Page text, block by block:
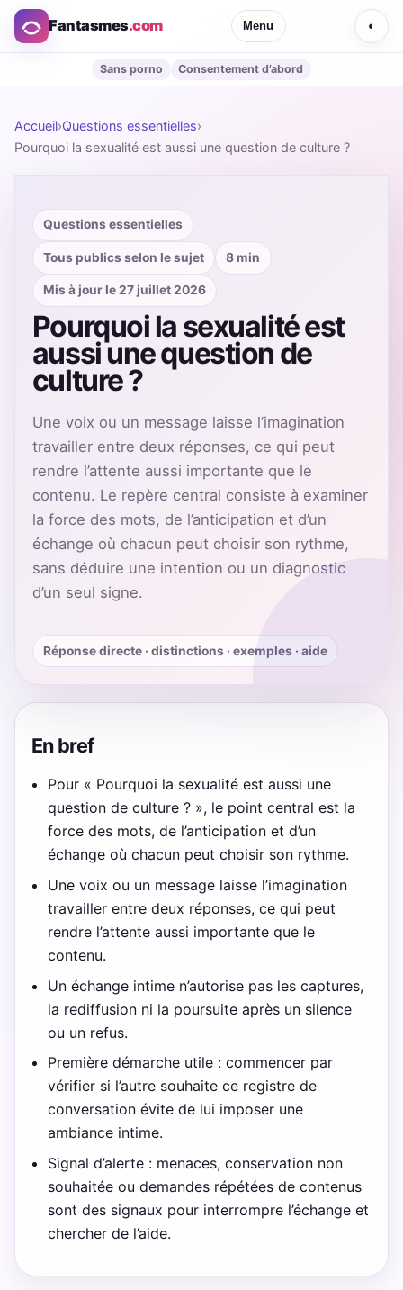
Fantasmes.com Menu ◐
Sans porno Consentement d’abord
Accueil›Questions essentielles›
Pourquoi la sexualité est aussi une question de culture ?
Questions essentielles
Tous publics selon le sujet 8 min
Mis à jour le 27 juillet 2026
Pourquoi la sexualité est
aussi une question de
culture ?
Une voix ou un message laisse l’imagination
travailler entre deux réponses, ce qui peut
rendre l’attente aussi importante que le
contenu. Le repère central consiste à examiner
la force des mots, de l’anticipation et d’un
échange où chacun peut choisir son rythme,
sans déduire une intention ou un diagnostic
d’un seul signe.
Réponse directe · distinctions · exemples · aide
En bref
Pour « Pourquoi la sexualité est aussi une
question de culture ? », le point central est la
force des mots, de l’anticipation et d’un
échange où chacun peut choisir son rythme.
Une voix ou un message laisse l’imagination
travailler entre deux réponses, ce qui peut
rendre l’attente aussi importante que le
contenu.
Un échange intime n’autorise pas les captures,
la rediffusion ni la poursuite après un silence
ou un refus.
Première démarche utile : commencer par
vérifier si l’autre souhaite ce registre de
conversation évite de lui imposer une
ambiance intime.
Signal d’alerte : menaces, conservation non
souhaitée ou demandes répétées de contenus
sont des signaux pour interrompre l’échange et
chercher de l’aide.